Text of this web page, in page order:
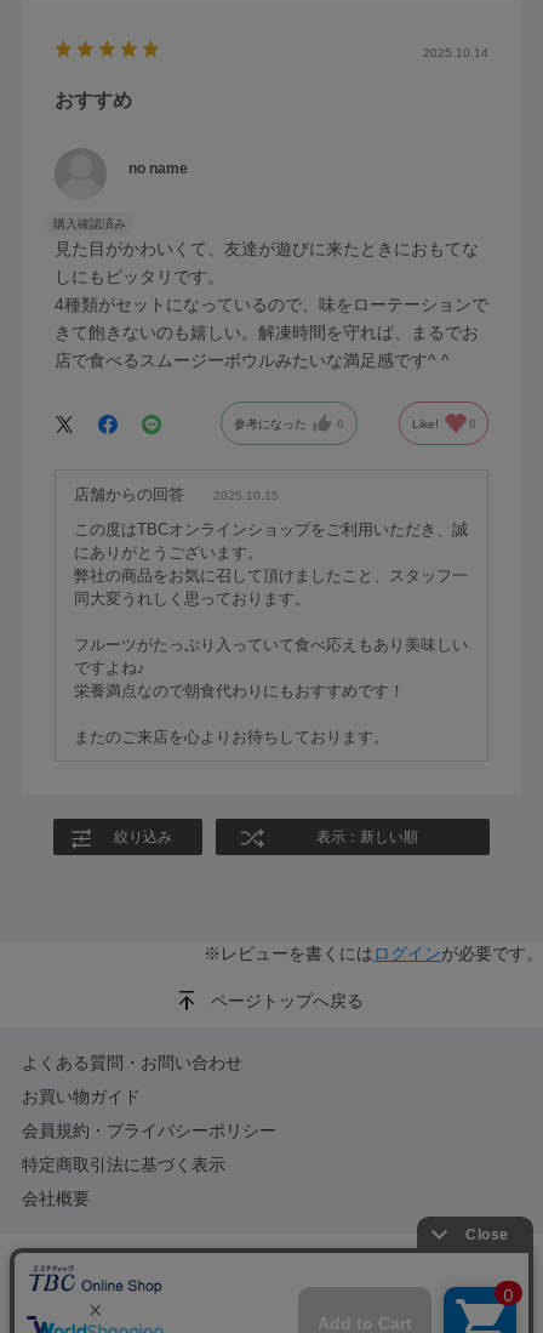
2025.10.14
おすすめ
no name
購入確認済み
見た目がかわいくて、友達が遊びに来たときにおもてな
しにもピッタリです。
4種類がセットになっているので、味をローテーションで
きて飽きないのも嬉しい。解凍時間を守れば、まるでお
店で食べるスムージーボウルみたいな満足感です^ ^
参考になった 0 Like! 0
店舗からの回答 2025.10.15
この度はTBCオンラインショップをご利用いただき、誠
にありがとうございます。
弊社の商品をお気に召して頂けましたこと、スタッフ一
同大変うれしく思っております。
フルーツがたっぷり入っていて食べ応えもあり美味しい
ですよね♪
栄養満点なので朝食代わりにもおすすめです！
またのご来店を心よりお待ちしております。
絞り込み 表示：新しい順
※レビューを書くにはログインが必要です。
ページトップへ戻る
よくある質問・お問い合わせ
お買い物ガイド
会員規約・プライバシーポリシー
特定商取引法に基づく表示
会社概要
©TBC GROUP CO.,LTD